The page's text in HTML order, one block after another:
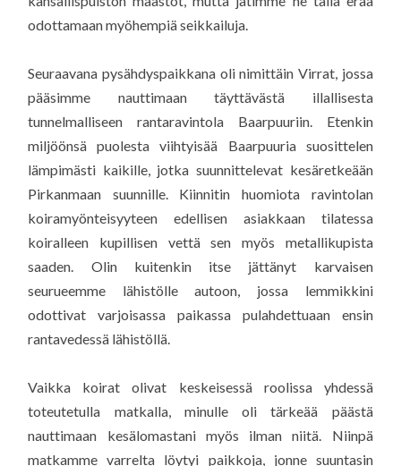
odottamaan myöhempiä seikkailuja.
Seuraavana pysähdyspaikkana oli nimittäin Virrat, jossa
pääsimme nauttimaan täyttävästä illallisesta
tunnelmalliseen rantaravintola Baarpuuriin. Etenkin
miljöönsä puolesta viihtyisää Baarpuuria suosittelen
lämpimästi kaikille, jotka suunnittelevat kesäretkeään
Pirkanmaan suunnille. Kiinnitin huomiota ravintolan
koiramyönteisyyteen edellisen asiakkaan tilatessa
koiralleen kupillisen vettä sen myös metallikupista
saaden. Olin kuitenkin itse jättänyt karvaisen
seurueemme lähistölle autoon, jossa lemmikkini
odottivat varjoisassa paikassa pulahdettuaan ensin
rantavedessä lähistöllä.
Vaikka koirat olivat keskeisessä roolissa yhdessä
toteutetulla matkalla, minulle oli tärkeää päästä
nauttimaan kesälomastani myös ilman niitä. Niinpä
matkamme varrelta löytyi paikkoja, jonne suuntasin